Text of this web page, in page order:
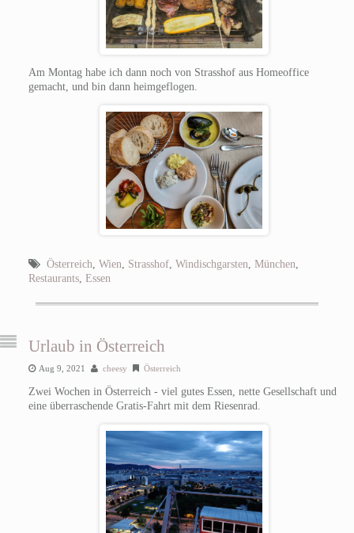
Am Montag habe ich dann noch von Strasshof aus Homeoffice
gemacht, und bin dann heimgeflogen.
Österreich, Wien, Strasshof, Windischgarsten, München,
Restaurants, Essen
Urlaub in Österreich
Aug 9, 2021 cheesy Österreich
Zwei Wochen in Österreich - viel gutes Essen, nette Gesellschaft und
eine überraschende Gratis-Fahrt mit dem Riesenrad.